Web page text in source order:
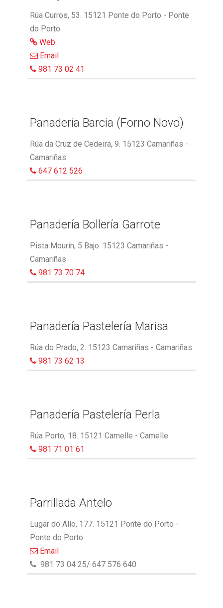
Rúa Curros, 53. 15121 Ponte do Porto - Ponte
do Porto
Web
Email
981 73 02 41
Panadería Barcia (Forno Novo)
Rúa da Cruz de Cedeira, 9. 15123 Camariñas -
Camariñas
647 612 526
Panadería Bollería Garrote
Pista Mourín, 5 Bajo. 15123 Camariñas -
Camariñas
981 73 70 74
Panadería Pastelería Marisa
Rúa do Prado, 2. 15123 Camariñas - Camariñas
981 73 62 13
Panadería Pastelería Perla
Rúa Porto, 18. 15121 Camelle - Camelle
981 71 01 61
Parrillada Antelo
Lugar do Allo, 177. 15121 Ponte do Porto -
Ponte do Porto
Email
981 73 04 25/ 647 576 640